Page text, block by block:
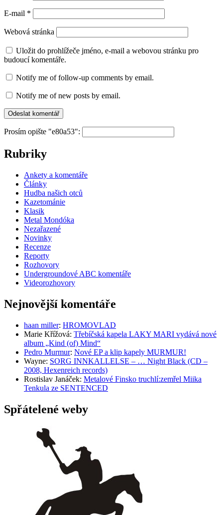
E-mail *
Webová stránka
Uložit do prohlížeče jméno, e-mail a webovou stránku pro
budoucí komentáře.
Notify me of follow-up comments by email.
Notify me of new posts by email.
Prosím opište "e80a53":
Rubriky
Ankety a komentáře
Články
Hudba našich otců
Kazetománie
Klasik
Metal Mondóka
Nezařazené
Novinky
Recenze
Reporty
Rozhovory
Undergroundové ABC komentáře
Videorozhovory
Nejnovější komentáře
haan miller: HROMOVLAD
Marie Křížová: Třebíčská kapela LAKY MARI vydává nové
album „Kind (of) Mind“
Pedro Murmur: Nové EP a klip kapely MURMUR!
Wayne: SORG INNKALLELSE – … Night Black (CD –
2008, Hexenreich records)
Rostislav Janáček: Metalové Finsko truchlí:zemřel Miika
Tenkula ze SENTENCED
Spřátelené weby